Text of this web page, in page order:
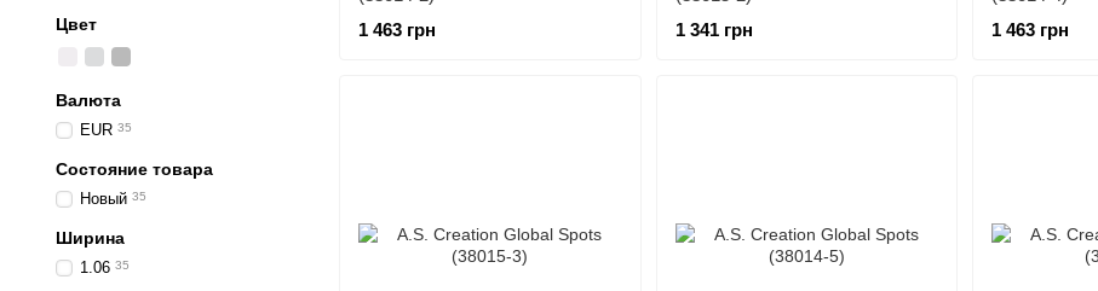
1 463 грн
1 341 грн
1 463 грн
Цвет
Валюта
EUR 35
Состояние товара
Новый 35
Ширина
1.06 35